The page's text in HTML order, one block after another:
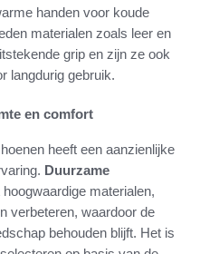
handen voor koude
materialen zoals leer en
grip en zijn ze ook
langdurig gebruik.
en comfort
heeft een aanzienlijke
Duurzame
materialen,
verbeteren, waardoor de
behouden blijft. Het is